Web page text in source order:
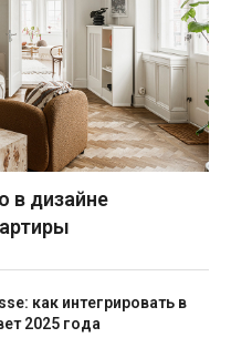
в дизайне
как интегрировать в
2025 года